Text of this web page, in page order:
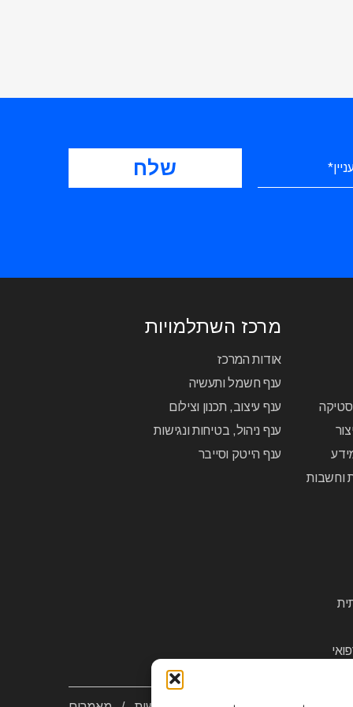
וחשבות
מרכז השתלמויות
אודות המרכז
ענף חשמל ותעשיה
ענף עיצוב, תכנון וצילום
ענף ניהול, בטיחות ונגישות
ענף הייטק וסייבר